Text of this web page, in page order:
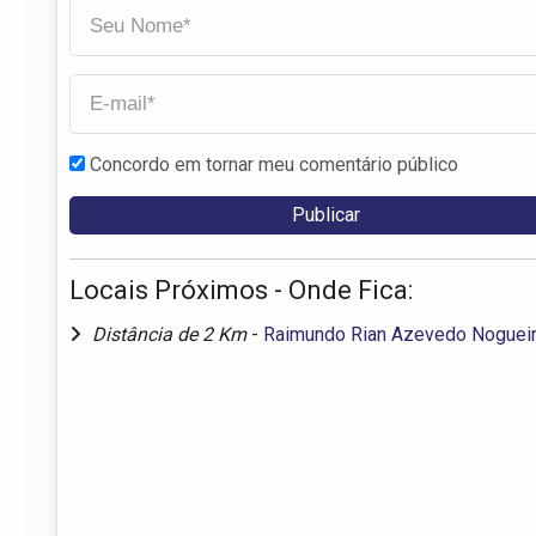
Concordo em tornar meu comentário público
Locais Próximos - Onde Fica:
Distância de 2 Km - Raimundo Rian Azevedo